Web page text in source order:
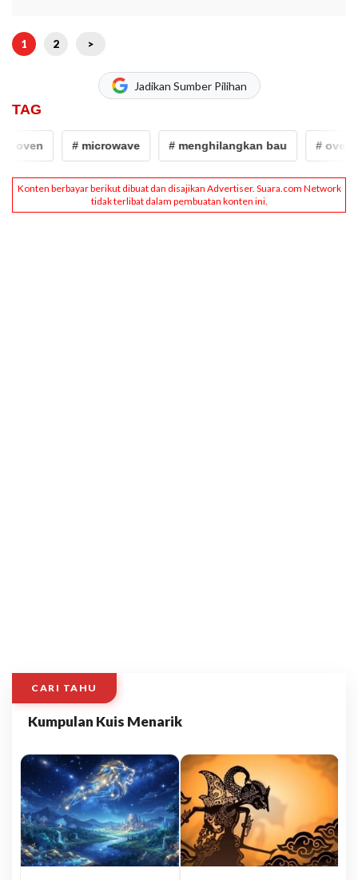
1 2 >
Jadikan Sumber Pilihan
TAG
oven # microwave # menghilangkan bau # oven
CARI TAHU
Kumpulan Kuis Menarik